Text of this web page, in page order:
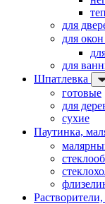
для
для окон
для
Шпатлевка
готовые
для
сухие
Паутинка,